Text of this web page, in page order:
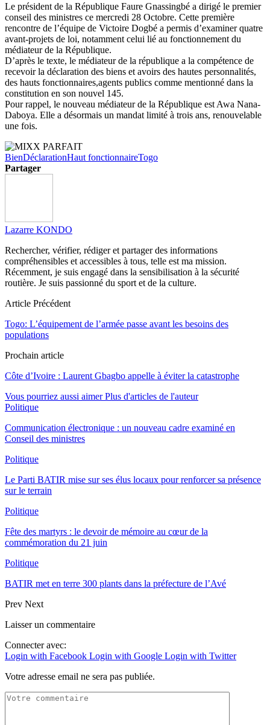
Le président de la République Faure Gnassingbé a dirigé le premier
conseil des ministres ce mercredi 28 Octobre. Cette première
rencontre de l’équipe de Victoire Dogbé a permis d’examiner quatre
avant-projets de loi, notamment celui lié au fonctionnement du
médiateur de la République.
D’après le texte, le médiateur de la république a la compétence de
recevoir la déclaration des biens et avoirs des hautes personnalités,
des hauts fonctionnaires,agents publics comme mentionné dans la
constitution en son nouvel 145.
Pour rappel, le nouveau médiateur de la République est Awa Nana-
Daboya. Elle a désormais un mandat limité à trois ans, renouvelable
une fois.
BienDéclarationHaut fonctionnaireTogo
Partager
Lazarre KONDO
Rechercher, vérifier, rédiger et partager des informations
compréhensibles et accessibles à tous, telle est ma mission.
Récemment, je suis engagé dans la sensibilisation à la sécurité
routière. Je suis passionné du sport et de la culture.
Article Précédent
Togo: L’équipement de l’armée passe avant les besoins des
populations
Prochain article
Côte d’Ivoire : Laurent Gbagbo appelle à éviter la catastrophe
Vous pourriez aussi aimer Plus d'articles de l'auteur
Politique
Communication électronique : un nouveau cadre examiné en
Conseil des ministres
Politique
Le Parti BATIR mise sur ses élus locaux pour renforcer sa présence
sur le terrain
Politique
Fête des martyrs : le devoir de mémoire au cœur de la
commémoration du 21 juin
Politique
BATIR met en terre 300 plants dans la préfecture de l’Avé
Prev Next
Laisser un commentaire
Connecter avec:
Login with Facebook Login with Google Login with Twitter
Votre adresse email ne sera pas publiée.